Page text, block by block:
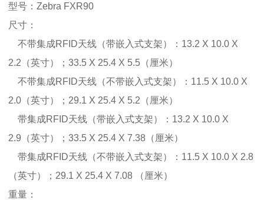
型号：Zebra FXR90
尺寸：
不带集成RFID天线（带嵌入式支架）：13.2 X 10.0 X
2.2（英寸）；33.5 X 25.4 X 5.5（厘米）
不带集成RFID天线（不带嵌入式支架）：11.5 X 10.0 X
2.0（英寸）；29.1 X 25.4 X 5.2（厘米）
带集成RFID天线（带嵌入式支架）：13.2 X 10.0 X
2.9（英寸）；33.5 X 25.4 X 7.38（厘米）
带集成RFID天线（不带嵌入式支架）：11.5 X 10.0 X 2.8
（英寸）；29.1 X 25.4 X 7.08 （厘米）
重量：